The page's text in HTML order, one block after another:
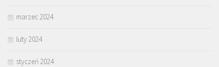
marzec 2024
luty 2024
styczeń 2024